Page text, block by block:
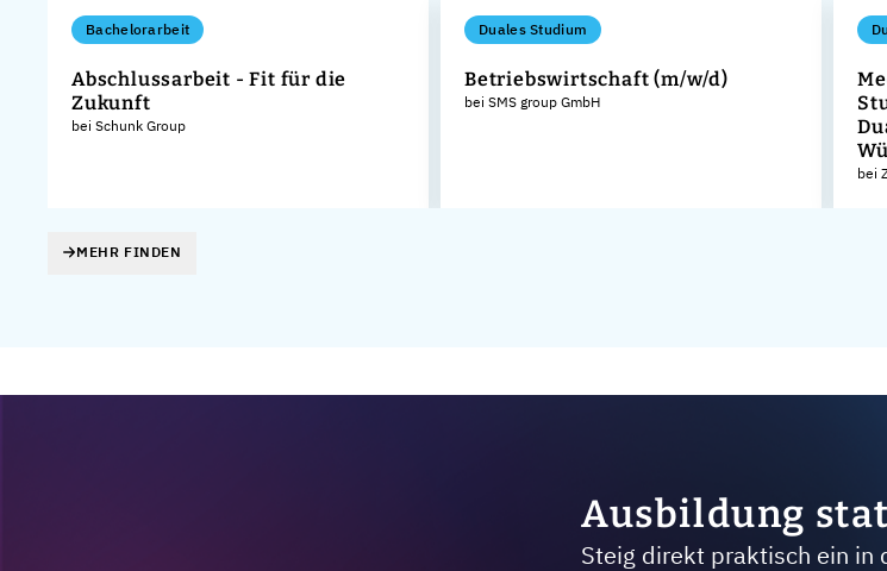
Bachelorarbeit
Abschlussarbeit - Fit für die
Zukunft
bei Schunk Group
Duales Studium
Betriebswirtschaft (m/w/d)
bei SMS group GmbH
bei
MEHR FINDEN
Ausbildung
Steig direkt praktisch ein